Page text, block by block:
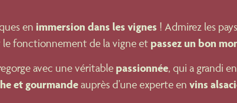
en immersion dans les vignes ! Admirez les
fonctionnement de la vigne etpassez un bon
avec une véritablepassionnée, qui a grandi
et gourmandeauprès d’une experte en vins